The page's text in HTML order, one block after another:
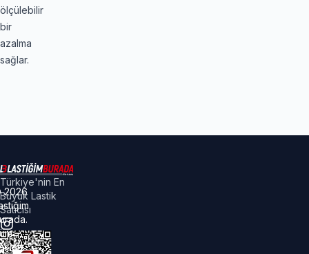
ölçülebilir
bir
azalma
sağlar.
Türkiye'nin En
Büyük Lastik
Satıcısı
2026